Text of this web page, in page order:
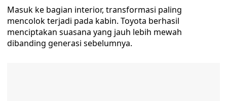
Masuk ke bagian interior, transformasi paling
mencolok terjadi pada kabin. Toyota berhasil
menciptakan suasana yang jauh lebih mewah
dibanding generasi sebelumnya.